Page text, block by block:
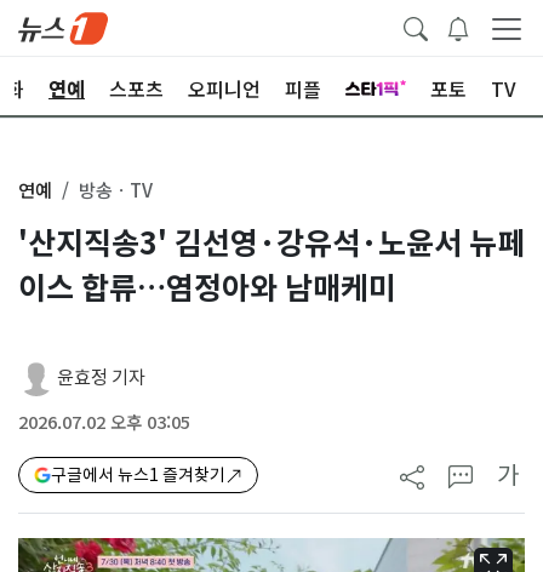
화 연예 스포츠 오피니언 피플 포토 TV
연예 방송ㆍTV
'산지직송3' 김선영·강유석·노윤서 뉴페
이스 합류…염정아와 남매케미
윤효정 기자
2026.07.02 오후 03:05
구글에서 뉴스1 즐겨찾기 가